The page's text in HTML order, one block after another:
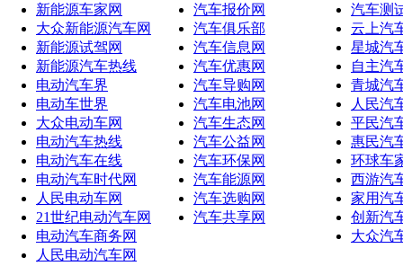
新能源车家网
大众新能源汽车网
新能源试驾网
新能源汽车热线
电动汽车界
电动车世界
大众电动车网
电动汽车热线
电动汽车在线
电动汽车时代网
人民电动车网
21世纪电动汽车网
电动汽车商务网
人民电动汽车网
汽车报价网
汽车俱乐部
汽车信息网
汽车优惠网
汽车导购网
汽车电池网
汽车生态网
汽车公益网
汽车环保网
汽车能源网
汽车选购网
汽车共享网
汽车测
云上汽
星城汽
自主汽
青城汽
人民汽
平民汽
惠民汽
环球车
西游汽
家用汽
创新汽
大众汽